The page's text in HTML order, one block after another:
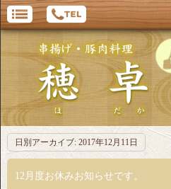
日別アーカイブ: 2017年12月11日
12月度お休みお知らせです。